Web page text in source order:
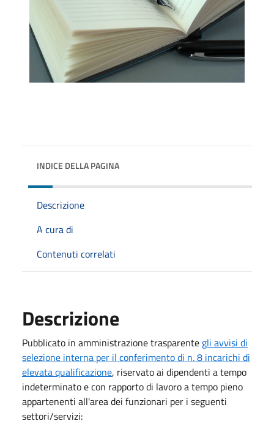
INDICE DELLA PAGINA
Descrizione
A cura di
Contenuti correlati
Descrizione
Pubblicato in amministrazione trasparente gli avvisi di
selezione interna per il conferimento di n. 8 incarichi di
elevata qualificazione, riservato ai dipendenti a tempo
indeterminato e con rapporto di lavoro a tempo pieno
appartenenti all'area dei funzionari per i seguenti
settori/servizi: